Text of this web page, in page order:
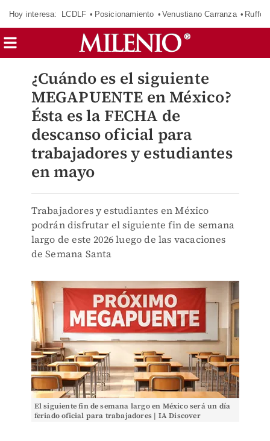
Hoy interesa: LCDLF Posicionamiento Venustiano Carranza Ruffo
¿Cuándo es el siguiente
MEGAPUENTE en México?
Ésta es la FECHA de
descanso oficial para
trabajadores y estudiantes
en mayo
Trabajadores y estudiantes en México
podrán disfrutar el siguiente fin de semana
largo de este 2026 luego de las vacaciones
de Semana Santa
El siguiente fin de semana largo en México será un día
feriado oficial para trabajadores | IA Discover